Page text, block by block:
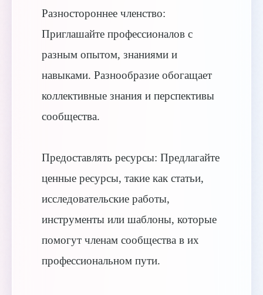
Разностороннее членство:
Приглашайте профессионалов с
разным опытом, знаниями и
навыками. Разнообразие обогащает
коллективные знания и перспективы
сообщества.
Предоставлять ресурсы: Предлагайте
ценные ресурсы, такие как статьи,
исследовательские работы,
инструменты или шаблоны, которые
помогут членам сообщества в их
профессиональном пути.